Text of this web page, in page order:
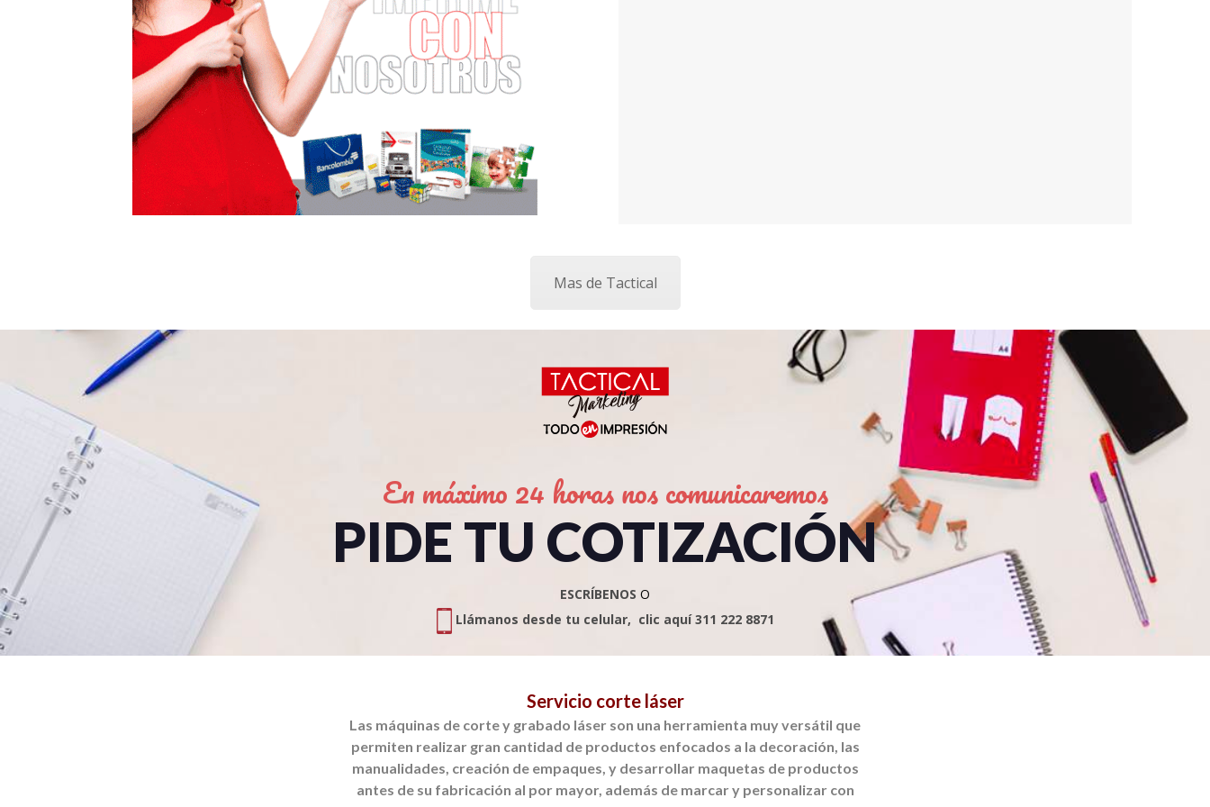
Mas de Tactical
En máximo 24 horas nos comunicaremos
PIDE TU COTIZACIÓN
ESCRÍBENOS O
Llámanos desde tu celular, clic aquí 311 222 8871
Servicio corte láser
Las máquinas de corte y grabado láser son una herramienta muy versátil que
permiten realizar gran cantidad de productos enfocados a la decoración, las
manualidades, creación de empaques, y desarrollar maquetas de productos
antes de su fabricación al por mayor, además de marcar y personalizar con